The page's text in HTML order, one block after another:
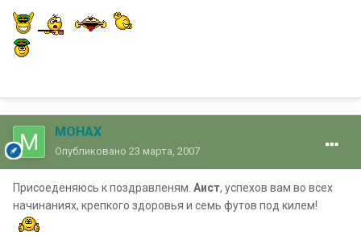
MOHAX
Опубликовано 23 марта, 2007
Присоеденяюсь к поздравленям. Аист, успехов вам во всех
начинаниях, крепкого здоровья и семь футов под килем!